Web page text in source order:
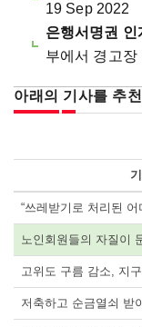
19 Sep 2022
은행서명권 인
부에서 경고장
아래의 기사를 추
“쓰레받기로 처리된 어
노인회원들의 자질이
고위도 구름 감소, 지
저축하고 순금열쇠 받